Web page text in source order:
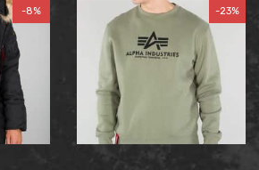
-8% -23%